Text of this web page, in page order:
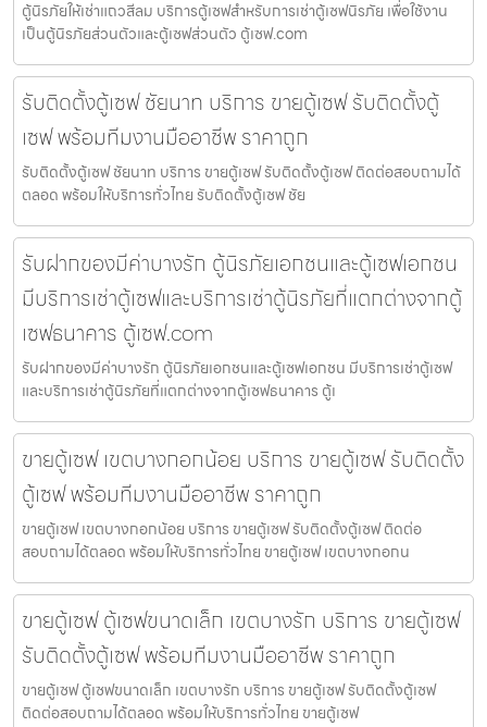
ตู้นิรภัยให้เช่าแถวสีลม บริการตู้เซฟสำหรับการเช่าตู้เซฟนิรภัย เพื่อใช้งาน
เป็นตู้นิรภัยส่วนตัวและตู้เซฟส่วนตัว ตู้เซฟ.com
รับติดตั้งตู้เซฟ ชัยนาท บริการ ขายตู้เซฟ รับติดตั้งตู้
เซฟ พร้อมทีมงานมืออาชีพ ราคาถูก
รับติดตั้งตู้เซฟ ชัยนาท บริการ ขายตู้เซฟ รับติดตั้งตู้เซฟ ติดต่อสอบถามได้
ตลอด พร้อมให้บริการทั่วไทย รับติดตั้งตู้เซฟ ชัย
รับฝากของมีค่าบางรัก ตู้นิรภัยเอกชนและตู้เซฟเอกชน
มีบริการเช่าตู้เซฟและบริการเช่าตู้นิรภัยที่แตกต่างจากตู้
เซฟธนาคาร ตู้เซฟ.com
รับฝากของมีค่าบางรัก ตู้นิรภัยเอกชนและตู้เซฟเอกชน มีบริการเช่าตู้เซฟ
และบริการเช่าตู้นิรภัยที่แตกต่างจากตู้เซฟธนาคาร ตู้เ
ขายตู้เซฟ เขตบางกอกน้อย บริการ ขายตู้เซฟ รับติดตั้ง
ตู้เซฟ พร้อมทีมงานมืออาชีพ ราคาถูก
ขายตู้เซฟ เขตบางกอกน้อย บริการ ขายตู้เซฟ รับติดตั้งตู้เซฟ ติดต่อ
สอบถามได้ตลอด พร้อมให้บริการทั่วไทย ขายตู้เซฟ เขตบางกอกน
ขายตู้เซฟ ตู้เซฟขนาดเล็ก เขตบางรัก บริการ ขายตู้เซฟ
รับติดตั้งตู้เซฟ พร้อมทีมงานมืออาชีพ ราคาถูก
ขายตู้เซฟ ตู้เซฟขนาดเล็ก เขตบางรัก บริการ ขายตู้เซฟ รับติดตั้งตู้เซฟ
ติดต่อสอบถามได้ตลอด พร้อมให้บริการทั่วไทย ขายตู้เซฟ